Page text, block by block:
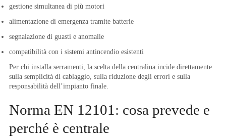
gestione simultanea di più motori
alimentazione di emergenza tramite batterie
segnalazione di guasti e anomalie
compatibilità con i sistemi antincendio esistenti
Per chi installa serramenti, la scelta della centralina incide direttamente
sulla semplicità di cablaggio, sulla riduzione degli errori e sulla
responsabilità dell’impianto finale.
Norma EN 12101: cosa prevede e
perché è centrale